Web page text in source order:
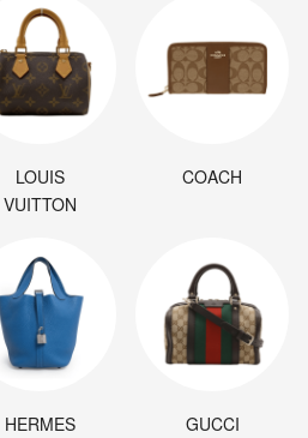
LOUIS
VUITTON
COACH
HERMES GUCCI